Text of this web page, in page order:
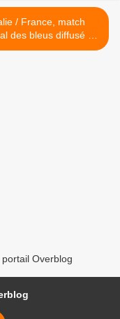
/ France, match
des bleus diffusé ce
soir sur TF1 >
Overblog